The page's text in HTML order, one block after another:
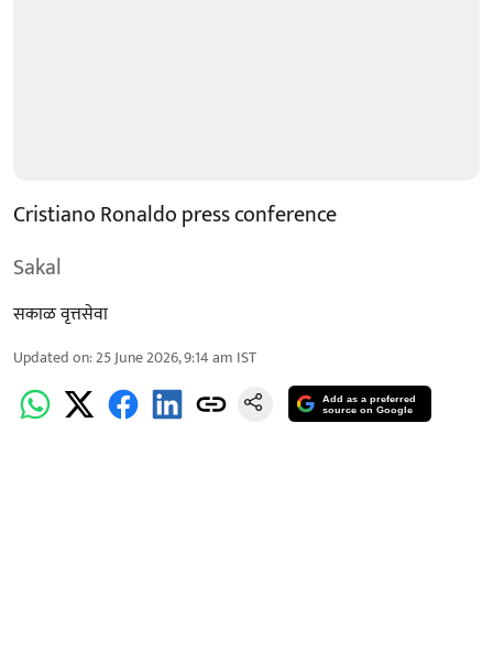
Cristiano Ronaldo press conference
Sakal
सकाळ वृत्तसेवा
Updated on:25 June 2026, 9:14 am IST
Add as a preferred
source on Google